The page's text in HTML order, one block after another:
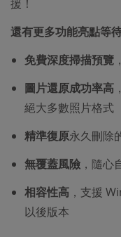
援！
還有更多功能亮點等
免費深度掃描預覽
圖片還原成功率高
絕大多數照片格式
精準復原永久刪除
無覆蓋風險 ，隨心
相容性高 ，支援
以後版本